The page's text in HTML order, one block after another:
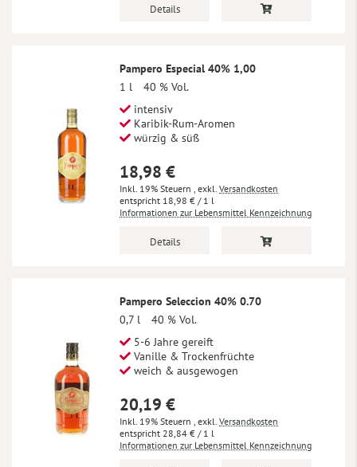
Details
Pampero Especial 40% 1,00
1 l
40 % Vol.
intensiv
Karibik-Rum-Aromen
würzig & süß
18,98 €
Inkl. 19% Steuern , exkl. Versandkosten
18,98 € / 1 l
Informationen zur Lebensmittel Kennzeichnung
Details
Pampero Seleccion 40% 0.70
0,7 l
40 % Vol.
5-6 Jahre gereift
Vanille & Trockenfrüchte
weich & ausgewogen
20,19 €
Inkl. 19% Steuern , exkl. Versandkosten
28,84 € / 1 l
Informationen zur Lebensmittel Kennzeichnung